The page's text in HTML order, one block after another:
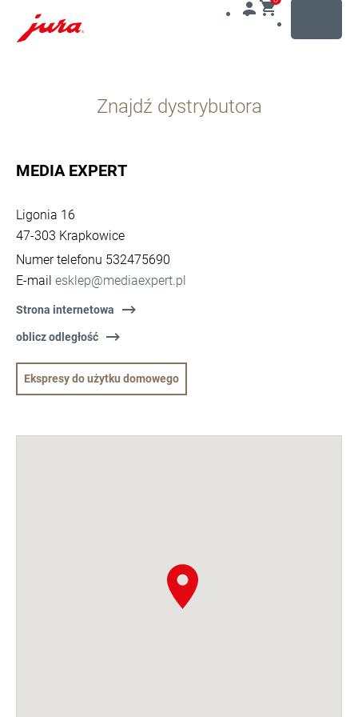
opcji
wyszukiwania
Znajdź dystrybutora
MEDIA EXPERT
Ligonia 16
47-303 Krapkowice
Numer telefonu 532475690
E-mail esklep@mediaexpert.pl
Strona internetowa
oblicz odległość
Ekspresy do użytku domowego